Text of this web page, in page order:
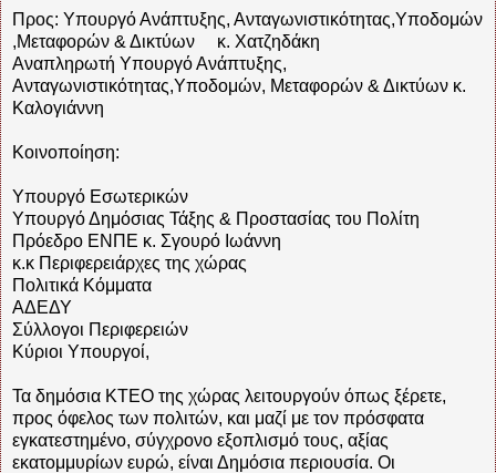
Προς: Υπουργό Ανάπτυξης, Ανταγωνιστικότητας,Υποδομών
,Μεταφορών & Δικτύων κ. Χατζηδάκη
Αναπληρωτή Υπουργό Ανάπτυξης,
Ανταγωνιστικότητας,Υποδομών, Μεταφορών & Δικτύων κ.
Καλογιάννη
Κοινοποίηση:
Υπουργό Εσωτερικών
Υπουργό Δημόσιας Τάξης & Προστασίας του Πολίτη
Πρόεδρο ΕΝΠΕ κ. Σγουρό Ιωάννη
κ.κ Περιφερειάρχες της χώρας
Πολιτικά Κόμματα
ΑΔΕΔΥ
Σύλλογοι Περιφερειών
Κύριοι Υπουργοί,
Τα δημόσια ΚΤΕΟ της χώρας λειτουργούν όπως ξέρετε,
προς όφελος των πολιτών, και μαζί με τον πρόσφατα
εγκατεστημένο, σύγχρονο εξοπλισμό τους, αξίας
εκατομμυρίων ευρώ, είναι Δημόσια περιουσία. Οι